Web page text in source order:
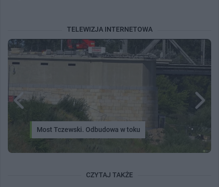
TELEWIZJA INTERNETOWA
Most Tczewski. Odbudowa w toku
CZYTAJ TAKŻE